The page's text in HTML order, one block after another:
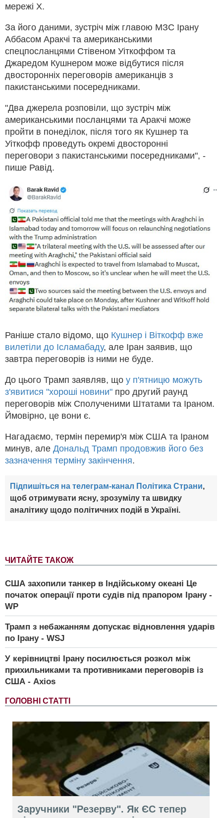
ЧИТАЙТЕ ТАКОЖ
США захопили танкер в Індійському океані Це
початок операції проти судів під прапором Ірану -
WP
Трамп з небажанням допускає відновлення ударів
по Ірану - WSJ
У керівництві Ірану посилюється розкол між
прихильниками та противниками переговорів із
США - Axios
мережі Х.
За його даними, зустріч між главою МЗС Ірану
Аббасом Аракчі та американськими
спецпосланцями Стівеном Уіткоффом та
Джаредом Кушнером може відбутися після
двосторонніх переговорів американців з
пакистанськими посередниками.
"Два джерела розповіли, що зустріч між
американськими посланцями та Аракчі може
пройти в понеділок, після того як Кушнер та
Уіткофф проведуть окремі двосторонні
переговори з пакистанськими посередниками", -
пише Равід.
Раніше стало відомо, що Кушнер і Віткофф вже
вилетіли до Ісламабаду, але Іран заявив, що
завтра переговорів із ними не буде.
До цього Трамп заявляв, що у п'ятницю можуть
з'явитися "хороші новини" про другий раунд
переговорів між Сполученими Штатами та Іраном.
Ймовірно, це вони є.
Нагадаємо, термін перемир'я між США та Іраном
минув, але Дональд Трамп продовжив його без
зазначення терміну закінчення.
Підпишіться на телеграм-канал Політика Страни,
щоб отримувати ясну, зрозумілу та швидку
аналітику щодо політичних подій в Україні.
ГОЛОВНІ СТАТТІ
Заручники "Резерву". Як ЄС тепер